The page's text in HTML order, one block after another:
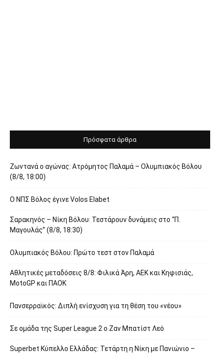
Πρόσφατα άρθρα
Ζωντανά ο αγώνας: Ατρόμητος Παλαμά – Ολυμπιακός Βόλου
(8/8, 18:00)
O ΝΠΣ Βόλος έγινε Volos Elabet
Σαρακηνός – Νίκη Βόλου: Τεστάρουν δυνάμεις στο “Π.
Μαγουλάς” (8/8, 18:30)
Ολυμπιακός Βόλου: Πρώτο τεστ στον Παλαμά
Αθλητικές μεταδόσεις 8/8: Φιλικά Άρη, ΑΕΚ και Κηφισιάς,
MotoGP και ΠΑΟΚ
Πανσερραϊκός: Διπλή ενίσχυση για τη θέση του «νέου»
Σε ομάδα της Super League 2 o Ζαν Μπατίστ Λεό
Superbet Κύπελλο Ελλάδας: Τετάρτη η Νίκη με Πανιώνιο –